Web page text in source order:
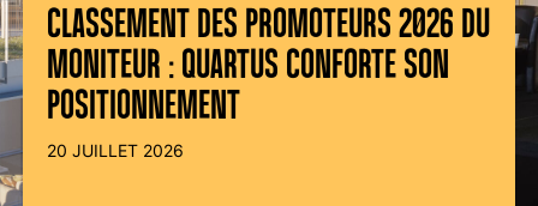
CLASSEMENT DES PROMOTEURS 2026 DU
MONITEUR : QUARTUS CONFORTE SON
POSITIONNEMENT
20 JUILLET 2026